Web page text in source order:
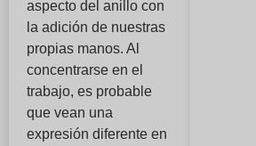
aspecto del anillo con
la adición de nuestras
propias manos. Al
concentrarse en el
trabajo, es probable
que vean una
expresión diferente en